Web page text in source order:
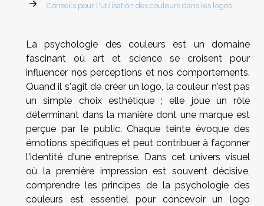
Conseils pour l'utilisation des couleurs dans les logos
La psychologie des couleurs est un domaine
fascinant où art et science se croisent pour
influencer nos perceptions et nos comportements.
Quand il s'agit de créer un logo, la couleur n'est pas
un simple choix esthétique ; elle joue un rôle
déterminant dans la manière dont une marque est
perçue par le public. Chaque teinte évoque des
émotions spécifiques et peut contribuer à façonner
l'identité d'une entreprise. Dans cet univers visuel
où la première impression est souvent décisive,
comprendre les principes de la psychologie des
couleurs est essentiel pour concevoir un logo